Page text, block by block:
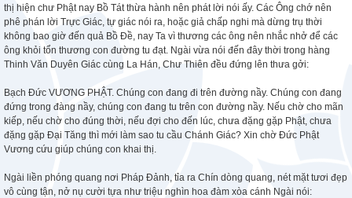
thị hiện chư Phật nay Bồ Tát thừa hành nên phát lời nói ấy. Các Ông chớ nên
phê phán lời Trực Giác, tự giác nói ra, hoặc giả chấp nghi mà dừng trụ thời
không bao giờ đến quả Bồ Đề, nay Ta vì thương các ông nên nhắc nhở để các
ông khỏi tổn thương con đường tu đạt. Ngài vừa nói đến đây thời trong hàng
Thinh Văn Duyên Giác cùng La Hán, Chư Thiên đều đứng lên thưa gởi:
Bạch Đức VƯƠNG PHẬT. Chúng con đang đi trên đường nầy. Chúng con đang
đứng trong đàng nầy, chúng con đang tu trên con đường nầy. Nếu chờ cho mãn
kiếp, nếu chờ cho đúng thời, nếu đợi cho đến lúc, chưa đặng gặp Phật, chưa
đặng gặp Đại Tăng thì mới làm sao tu cầu Chánh Giác? Xin chờ Đức Phật
Vương cứu giúp chúng con khai thị.
Ngài liền phóng quang nơi Pháp Đảnh, tỉa ra Chín dòng quang, nét mặt tươi đẹp
vô cùng tận, nở nụ cười tựa như triệu nghìn hoa đàm xòa cánh Ngài nói: